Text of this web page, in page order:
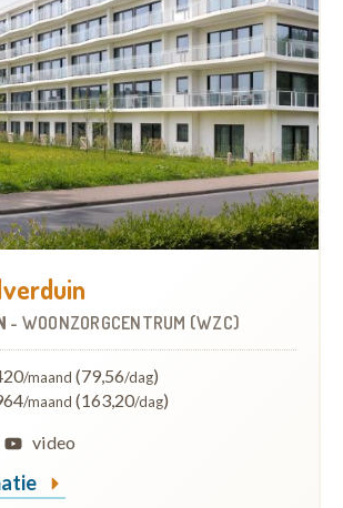
- WOONZORGCENTRUM (WZC)
/maand (79,56/dag)
/maand (163,20/dag)
video